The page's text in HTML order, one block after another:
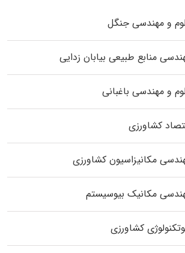
و مهندسی جنگل
منابع طبیعی بیابان زدایی
و مهندسی باغبانی
کشاورزی
مکانیزاسیون کشاورزی
مکانیک بیوسیستم
کشاورزی